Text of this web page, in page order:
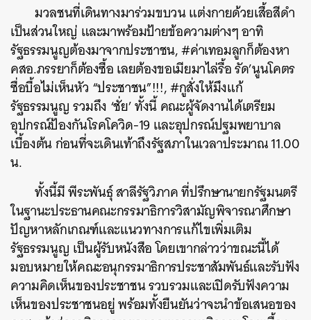
มวลชนที่เดินทางมาร่วมขบวน แต่งกายด้วยเสื้อสีดำ
เป็นส่วนใหญ่ และมาพร้อมป้ายข้อความต่างๆ อาทิ
รัฐธรรมนูญต้องมาจากประชาชน, #ค่าเทอมลูกก็ต้องหา
คสอ.ภรรยาก็ต้องซื้อ เลยต้องขอเมียมาไล่รื้อ รัด’นูนโคตร
ซื่อบื้อไม่เห็นหัว “ประชาชน”!!!, #กูสั่งให้มึงแก้
รัฐธรรมนูญ รวมถึง ‘ชั่ย’ ทั้งนี้ คณะผู้จัดงานได้เตรียม
อุปกรณ์ป้องกันโรคโควิด-19 และอุปกรณ์ปฐมพยาบาล
เบื้องต้น ก่อนที่จะเดินเท้าถึงรัฐสภาในเวลาประมาณ 11.00
น.
ทั้งนี้มี พีระพันธุ์ สาลีรัฐวิภาค ที่ปรึกษานายกรัฐมนตรี
ในฐานะประธานคณะกรรมาธิการวิสามัญพิจารณาศึกษา
ปัญหาหลักเกณฑ์และแนวทางการแก้ไขเพิ่มเติม
รัฐธรรมนูญ เป็นผู้รับหนังสือ โดยเขากล่าวว่าขณะนี้ได้
มอบหมายให้คณะอนุกรรมาธิการประชาสัมพันธ์และรับฟัง
ความคิดเห็นของประชาชน รวบรวมและเปิดรับฟังความ
เห็นของประชาชนอยู่ พร้อมทั้งยืนยันว่าจะนำข้อเสนอของ